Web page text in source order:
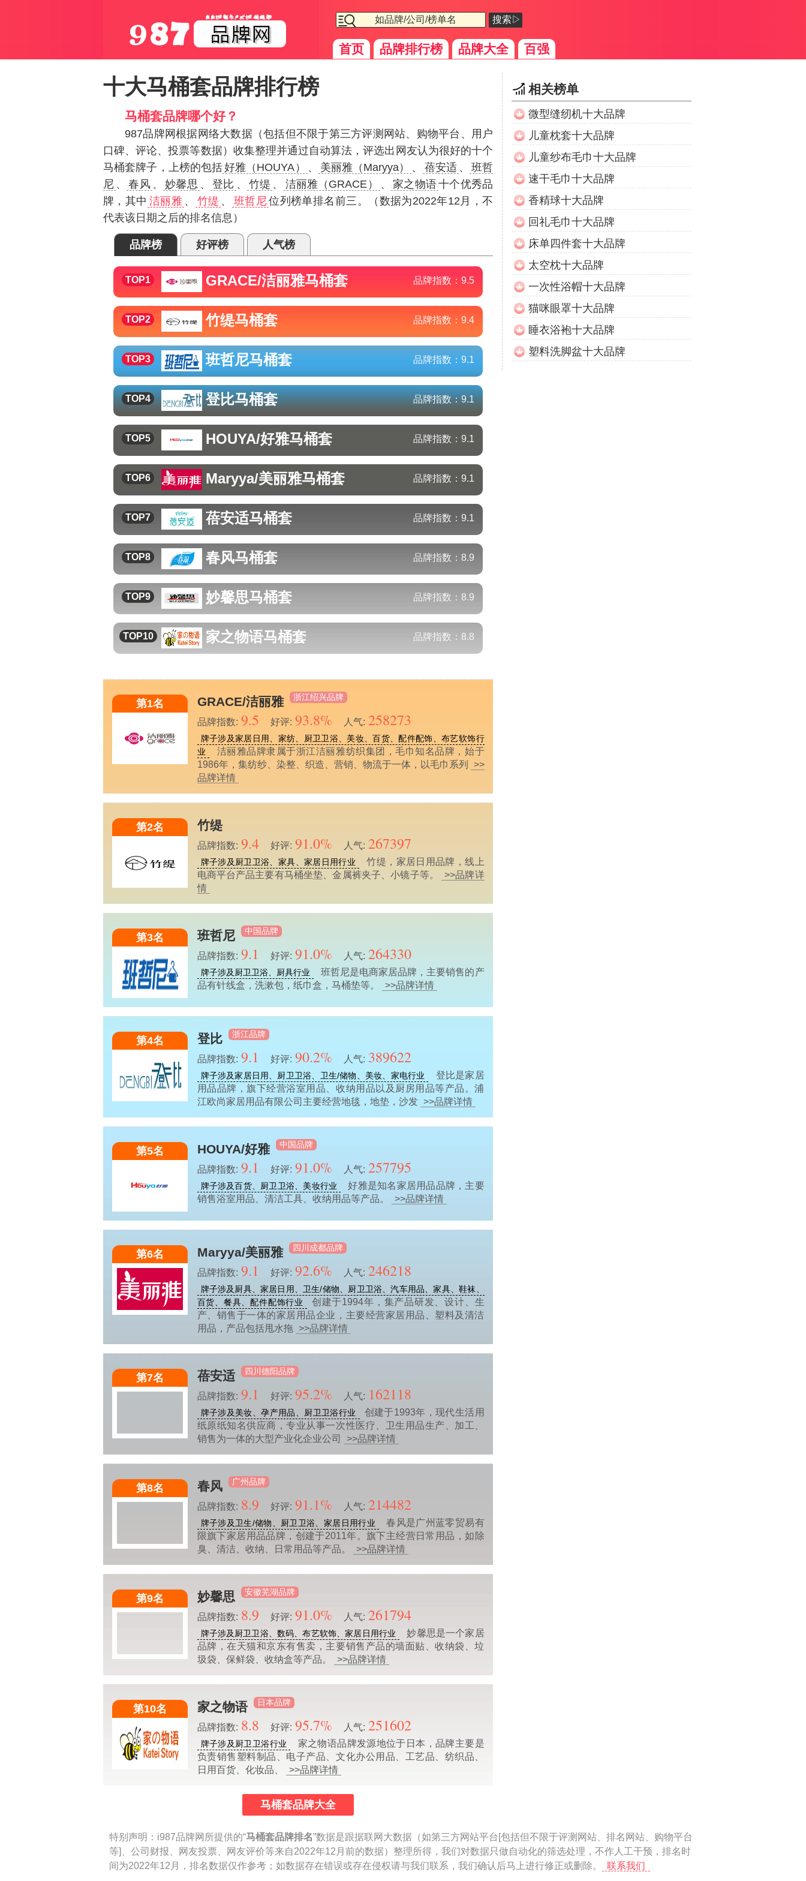
搜索▷
首页 品牌排行榜 品牌大全 百强
十大马桶套品牌排行榜
马桶套品牌哪个好？
987品牌网根据网络大数据（包括但不限于第三方评测网站、购物平台、用户
口碑、评论、投票等数据）收集整理并通过自动算法，评选出网友认为很好的十个
马桶套牌子，上榜的包括好雅（HOUYA） 、 美丽雅（Maryya） 、 蓓安适 、
班哲
尼 、 春风 、 妙馨思 、 登比 、 竹缇 、 洁丽雅（GRACE） 、 家之物语十个优秀品
牌，其中 洁丽雅 、 竹缇 、 班哲尼位列榜单排名前三。（数据为2022年12月，不
代表该日期之后的排名信息）
品牌榜 好评榜 人气榜
TOP1 GRACE/洁丽雅马桶套 品牌指数： 9.5
TOP2 竹缇马桶套 品牌指数： 9.4
TOP3 班哲尼马桶套 品牌指数： 9.1
TOP4 登比马桶套 品牌指数：9.1
TOP5 HOUYA/好雅马桶套 品牌指数： 9.1
TOP6 Maryya/美丽雅马桶套 品牌指数： 9.1
TOP7 蓓安适马桶套 品牌指数： 9.1
TOP8 春风马桶套 品牌指数： 8.9
TOP9 妙馨思马桶套 品牌指数： 8.9
TOP10 家之物语马桶套 品牌指数： 8.8
第1名 GRACE/洁丽雅 浙江绍兴品牌
品牌指数: 9.5 好评: 93.8% 人气: 258273
牌子涉及家居日用、家纺、厨卫卫浴、美妆、百货、配件配饰、布艺软饰行
业
洁丽雅品牌隶属于浙江洁丽雅纺织集团，毛巾知名品牌，始于
1986年，集纺纱、染整、织造、营销、物流于一体，以毛巾系列
>>
品牌详情
第2名 竹缇
品牌指数: 9.4 好评: 91.0% 人气: 267397
牌子涉及厨卫卫浴、家具、家居日用行业
竹缇，家居日用品牌，线上
电商平台产品主要有马桶坐垫、金属裤夹子、小镜子等。
>>品牌详
情
第3名 班哲尼 中国品牌
品牌指数: 9.1 好评: 91.0% 人气: 264330
牌子涉及厨卫卫浴、厨具行业
班哲尼是电商家居品牌，主要销售的产
品有针线盒，洗漱包，纸巾盒，马桶垫等。
>>品牌详情
第4名 登比 浙江品牌
品牌指数: 9.1 好评: 90.2% 人气: 389622
牌子涉及家居日用、厨卫卫浴、卫生/储物、美妆、家电行业
登比是家居
用品品牌，旗下经营浴室用品、收纳用品以及厨房用品等产品。浦
江欧尚家居用品有限公司主要经营地毯，地垫，沙发 >>品牌详情
第5名 HOUYA/好雅 中国品牌
品牌指数: 9.1 好评: 91.0% 人气: 257795
牌子涉及百货、厨卫卫浴、美妆行业
好雅是知名家居用品品牌，主要
销售浴室用品、清洁工具、收纳用品等产品。
>>品牌详情
第6名 Maryya/美丽雅 四川成都品牌
品牌指数: 9.1 好评: 92.6% 人气: 246218
牌子涉及厨具、家居日用、卫生/储物、厨卫卫浴、汽车用品、家具、鞋袜、
百货、餐具、配件配饰行业
创建于1994年，集产品研发、设计、生
产、销售于一体的家居用品企业，主要经营家居用品、塑料及清洁
用品，产品包括甩水拖 >>品牌详情
第7名 蓓安适 四川德阳品牌
品牌指数: 9.1 好评: 95.2% 人气: 162118
牌子涉及美妆、孕产用品、厨卫卫浴行业
创建于1993年，现代生活用
纸原纸知名供应商，专业从事一次性医疗、卫生用品生产、加工、
销售为一体的大型产业化企业公司
>>品牌详情
第8名 春风 广州品牌
品牌指数: 8.9 好评: 91.1% 人气: 214482
牌子涉及卫生/储物、厨卫卫浴、家居日用行业
春风是广州蓝零贸易有
限旗下家居用品品牌，创建于2011年。旗下主经营日常用品，如除
臭、清洁、收纳、日常用品等产品。
>>品牌详情
第9名 妙馨思 安徽芜湖品牌
品牌指数: 8.9 好评: 91.0% 人气: 261794
牌子涉及厨卫卫浴、数码、布艺软饰、家居日用行业
妙馨思是一个家居
品牌，在天猫和京东有售卖，主要销售产品的墙面贴、收纳袋、垃
圾袋、保鲜袋、收纳盒等产品。
>>品牌详情
第10名 家之物语 日本品牌
品牌指数: 8.8 好评: 95.7% 人气: 251602
牌子涉及厨卫卫浴行业
家之物语品牌发源地位于日本，品牌主要是
负责销售塑料制品、电子产品、文化办公用品、工艺品、纺织品、
日用百货、化妆品、
>>品牌详情
马桶套品牌大全
相关榜单
微型缝纫机十大品牌
儿童枕套十大品牌
儿童纱布毛巾十大品牌
速干毛巾十大品牌
香精球十大品牌
回礼毛巾十大品牌
床单四件套十大品牌
太空枕十大品牌
一次性浴帽十大品牌
猫咪眼罩十大品牌
睡衣浴袍十大品牌
塑料洗脚盆十大品牌
特别声明： i987品牌网所提供的“马桶套品牌排名”数据是跟据联网大数据（如第三方网站平台[包括但不限于评测网站、排名网站、购物平台
等]、公司财报、网友投票、网友评价等来自2022年12月前的数据）整理所得，我们对数据只做自动化的筛选处理，不作人工干预，排名时
间为2022年12月，排名数据仅作参考；如数据存在错误或存在侵权请与我们联系，我们确认后马上进行修正或删除。
联系我们